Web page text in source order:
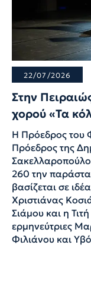
22/07/2026
Στην
χορού «Τα
Η Πρόεδρος του
Πρόεδρος της
260 την
βασίζεται σε
Χριστιάνας
Σιάμου και η
ερμηνεύτριες
Φιλιάνου και